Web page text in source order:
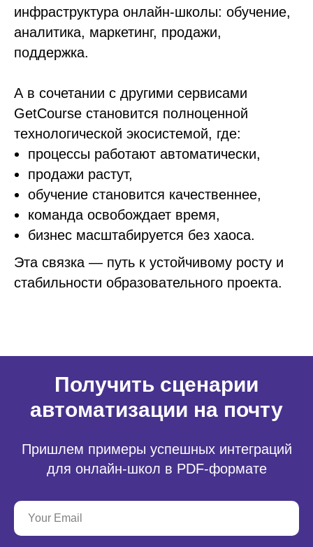
инфраструктура онлайн-школы: обучение,
аналитика, маркетинг, продажи,
поддержка.
А в сочетании с другими сервисами
GetCourse становится полноценной
технологической экосистемой, где:
процессы работают автоматически,
продажи растут,
обучение становится качественнее,
команда освобождает время,
бизнес масштабируется без хаоса.
Эта связка — путь к устойчивому росту и
стабильности образовательного проекта.
Получить сценарии
автоматизации на почту
Пришлем примеры успешных интеграций
для онлайн-школ в PDF-формате